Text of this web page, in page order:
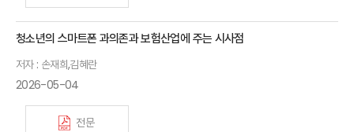
청소년의 스마트폰 과의존과 보험산업에 주는 시사점
저자 : 손재희,김혜란
2026-05-04
전문